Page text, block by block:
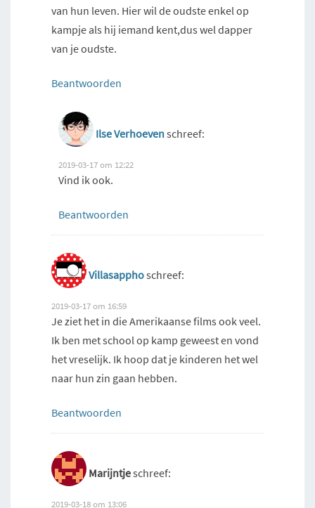
van hun leven. Hier wil de oudste enkel op
kampje als hij iemand kent,dus wel dapper
van je oudste.
Beantwoorden
Ilse Verhoevenschreef:
2019-03-17 om 12:22
Vind ik ook.
Beantwoorden
Villasapphoschreef:
2019-03-17 om 16:59
Je ziet het in die Amerikaanse films ook veel.
Ik ben met school op kamp geweest en vond
het vreselijk. Ik hoop dat je kinderen het wel
naar hun zin gaan hebben.
Beantwoorden
Marijntjeschreef:
2019-03-18 om 13:06